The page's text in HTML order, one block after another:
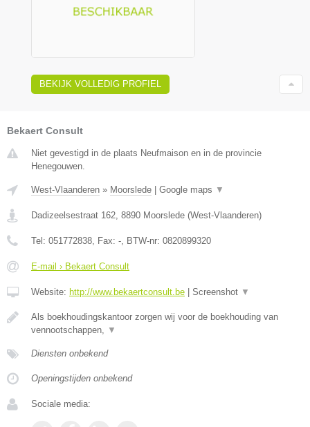
BEKIJK VOLLEDIG PROFIEL
Bekaert Consult
Niet gevestigd in de plaats Neufmaison en in de provincie
Henegouwen.
West-Vlaanderen » Moorslede | Google maps ▼
Dadizeelsestraat 162 8890 Moorslede (West-Vlaanderen)
Tel: 051772838 , Fax: - , BTW-nr: 0820899320
E-mail › Bekaert Consult
Website: http://www.bekaertconsult.be | Screenshot ▼
Als boekhoudingskantoor zorgen wij voor de boekhouding van
vennootschappen,
▼
Diensten onbekend
Openingstijden onbekend
Sociale media: